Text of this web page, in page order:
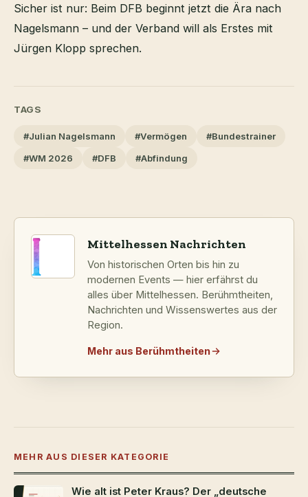
Sicher ist nur: Beim DFB beginnt jetzt die Ära nach
Nagelsmann – und der Verband will als Erstes mit
Jürgen Klopp sprechen.
TAGS
#Julian Nagelsmann #Vermögen
#Bundestrainer
#WM 2026
#DFB #Abfindung
Mittelhessen Nachrichten
Von historischen Orten bis hin zu
modernen Events — hier erfährst du
alles über Mittelhessen. Berühmtheiten,
Nachrichten und Wissenswertes aus der
Region.
Mehr aus Berühmtheiten
MEHR AUS DIESER KATEGORIE
Wie alt ist Peter Kraus? Der „deutsche